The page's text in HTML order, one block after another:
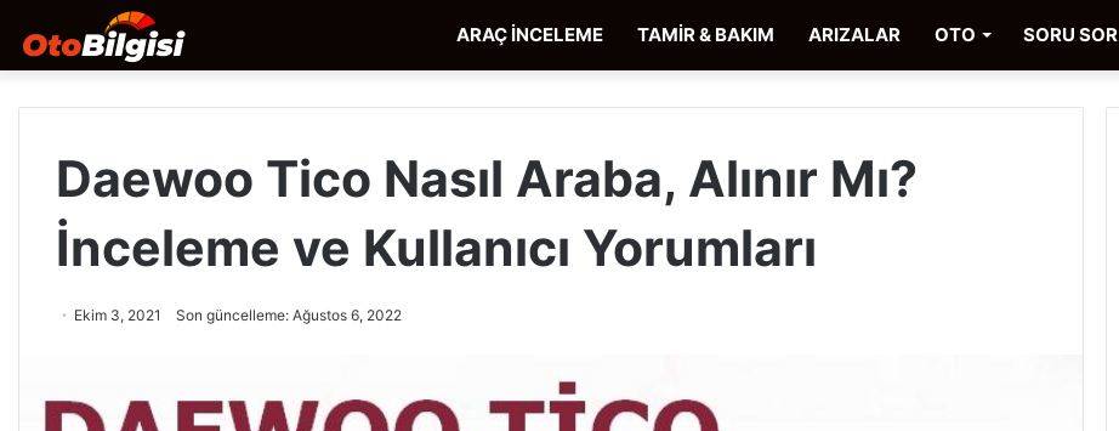
ARAÇ İNCELEME TAMİR & BAKIM ARIZALAR OTO SORU SOR
Daewoo Tico Nasıl Araba, Alınır Mı?
İnceleme ve Kullanıcı Yorumları
Ekim 3, 2021 Son güncelleme: Ağustos 6, 2022